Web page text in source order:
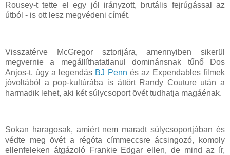
Rousey-t tette el egy jól irányzott, brutális fejrúgással az
útból - is ott lesz megvédeni címét.
Visszatérve McGregor sztorijára, amennyiben sikerül
megvernie a megállíthatatlanul dominánsnak tűnő Dos
Anjos-t, úgy a legendás BJ Penn és az Expendables filmek
jóvoltából a pop-kultúrába is áttört Randy Couture után a
harmadik lehet, aki két súlycsoport övét tudhatja magáénak.
Sokan haragosak, amiért nem maradt súlycsoportjában és
védte meg övét a régóta címmeccsre ácsingozó, komoly
ellenfeleken átgázoló Frankie Edgar ellen, de mind az ír,